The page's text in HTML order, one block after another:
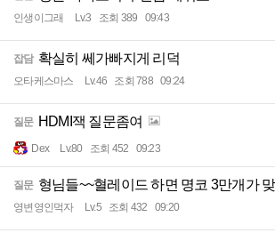
인생이그래 Lv.3 조회 389 09:43
잡담 확실히 쎄가빠지게 리덕
오타케스마스 Lv.46 조회 788 09:24
질문 HDMI잭 질문좀여
Dex Lv.80 조회 452 09:23
질문 형님들~~혈레이드 하면 명코 3만개가
영변영인먹자 Lv.5 조회 432 09:20